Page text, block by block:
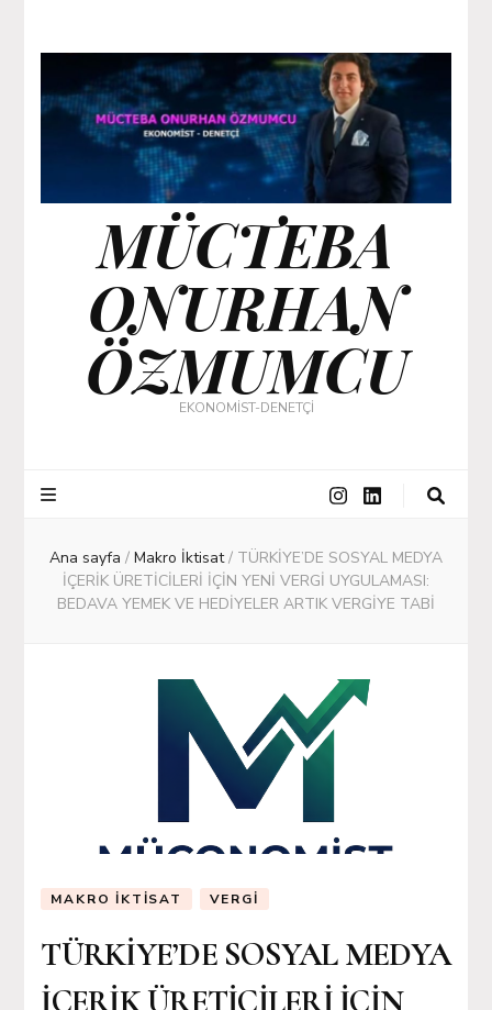
MÜCTEBA
ONURHAN
ÖZMUMCU
EKONOMİST-DENETÇİ
Ana sayfa / Makro İktisat/ TÜRKİYE’DE SOSYAL MEDYA
İÇERİK ÜRETİCİLERİ İÇİN YENİ VERGİ UYGULAMASI:
BEDAVA YEMEK VE HEDİYELER ARTIK VERGİYE TABİ
MAKRO İKTISAT VERGI
TÜRKİYE’DE SOSYAL MEDYA
İÇERİK ÜRETİCİLERİ İÇİN